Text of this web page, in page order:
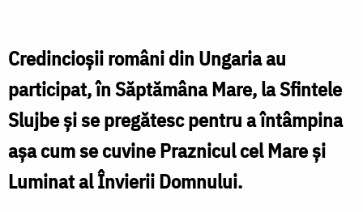
Ungaria,
prezenţi
la
Slujbe
Credincioșii români din Ungaria au
participat, în Săptămâna Mare, la Sfintele
Slujbe și se pregătesc pentru a întâmpina
așa cum se cuvine Praznicul cel Mare și
Luminat al Învierii Domnului.